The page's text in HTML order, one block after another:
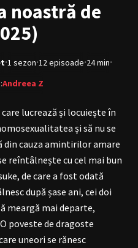
Ieși
noastră de
·1 sezon·12 episoade·24 min·
Andreea Z
lucrează și locuiește în
și să nu se
din cauza amintirilor amare
reîntâlnește cu cel mai bun
de care a fost odată
după șase ani, cei doi
meargă mai departe,
poveste de dragoste
uneori se rănesc